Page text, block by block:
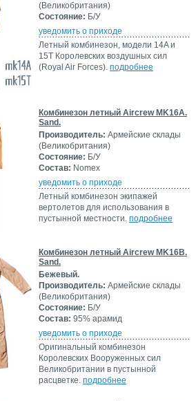
(Великобритания)
Состояние: Б/У
уведомить о приходе
Летный комбинезон, модели 14A и
15T Королевских воздушных сил
(Royal Air Forces). подробнее
Комбинезон летный Aircrew MK16A.
Sand.
Производитель: Армейские склады
(Великобритания)
Состояние: Б/У
Состав: Nomex
уведомить о приходе
Летный комбинезон экипажей
вертолетов для использования в
пустынной местности. подробнее
Комбинезон летный Aircrew MK16B.
Sand.
Бежевый.
Производитель: Армейские склады
(Великобритания)
Состояние: Б/У
Состав: 95% арамид
уведомить о приходе
Оригинальный комбинезон
Королевских Вооруженных сил
Великобритании в пустынной
расцветке. подробнее